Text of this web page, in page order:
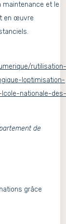
maintenance et le
en œuvre
rutilisation-
loptimisation-
nationale-des-
de
grâce